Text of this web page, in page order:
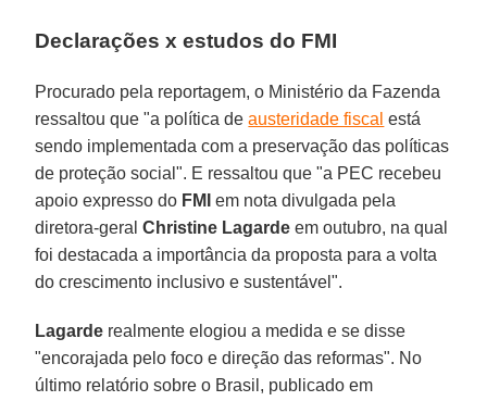
Declarações x estudos do FMI
Procurado pela reportagem, o Ministério da Fazenda
ressaltou que "a política deausteridade fiscal está
sendo implementada com a preservação das políticas
de proteção social". E ressaltou que "a PEC recebeu
apoio expresso do FMI em nota divulgada pela
diretora-geralChristine Lagarde em outubro, na qual
foi destacada a importância da proposta para a volta
do crescimento inclusivo e sustentável".
Lagarde realmente elogiou a medida e se disse
"encorajada pelo foco e direção das reformas". No
último relatório sobre o Brasil, publicado em